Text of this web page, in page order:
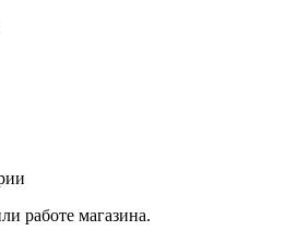
работе магазина.